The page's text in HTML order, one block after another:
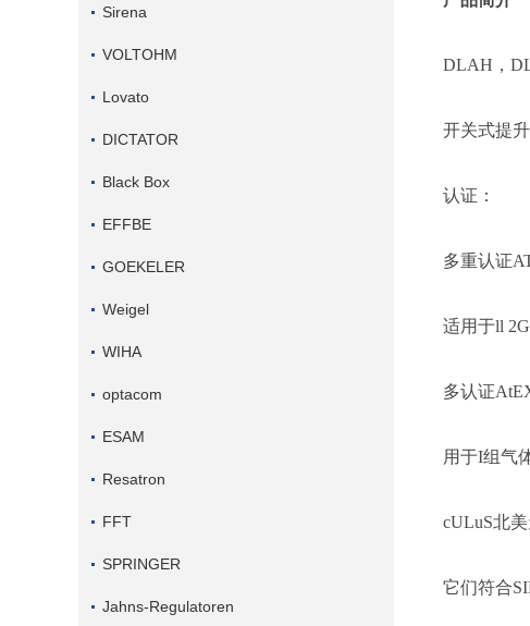
Sirena
VOLTOHM
Lovato
DICTATOR
Black Box
EFFBE
GOEKELER
Weigel
WIHA
optacom
ESAM
Resatron
FFT
SPRINGER
Jahns-Regulatoren
DLAH，
开关式提
认证：
多重认证
适用于ll
多认证
用于I组气
cULuS北
它们符合